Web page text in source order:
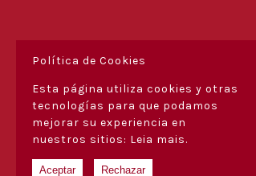
Política de Cookies
Esta página utiliza cookies y otras
tecnologías para que podamos
mejorar su experiencia en
nuestros sitios: Leia mais.
Aceptar Rechazar